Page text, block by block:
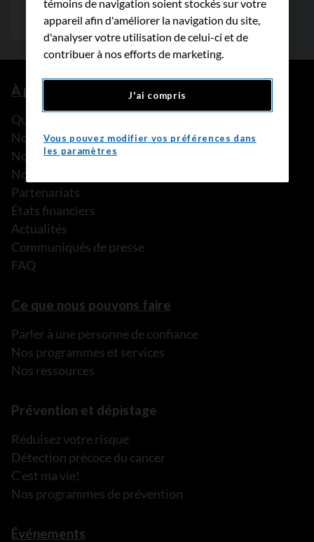
À propos de nous
Que faisons-nous?
Notre histoire
Nos histoires
Notre équipe
Partenariats
États financiers
Actualités
Communiqués de presse
FAQ
Ce que nous pouvons faire
Parler à une personne de confiance
Nos programmes et services
Nos ressources
Prévention et dépistage
Réduisez votre risque
Détection précoce du cancer
C’est ma vie!
Nos programmes de prévention
Événements
témoins de navigation soient stockés sur votre
appareil afin d'améliorer la navigation du site,
d'analyser votre utilisation de celui-ci et de
contribuer à nos efforts de marketing.
J'ai compris
Vous pouvez modifier vos préférences dans
les paramètres